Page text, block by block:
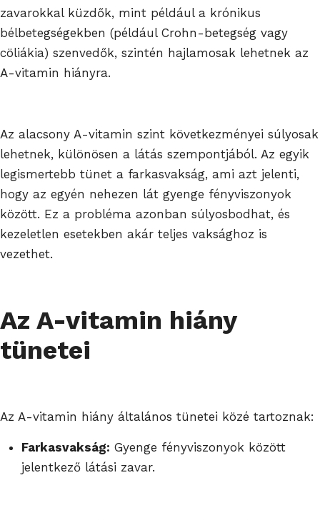
zavarokkal küzdők, mint például a krónikus
bélbetegségekben (például Crohn-betegség vagy
cöliákia) szenvedők, szintén hajlamosak lehetnek az
A-vitamin hiányra.
Az alacsony A-vitamin szint következményei súlyosak
lehetnek, különösen a látás szempontjából. Az egyik
legismertebb tünet a farkasvakság, ami azt jelenti,
hogy az egyén nehezen lát gyenge fényviszonyok
között. Ez a probléma azonban súlyosbodhat, és
kezeletlen esetekben akár teljes vaksághoz is
vezethet.
Az A-vitamin hiány
tünetei
Az A-vitamin hiány általános tünetei közé tartoznak:
Farkasvakság: Gyenge fényviszonyok között
jelentkező látási zavar.